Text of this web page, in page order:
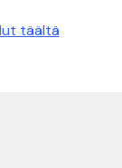
täältä